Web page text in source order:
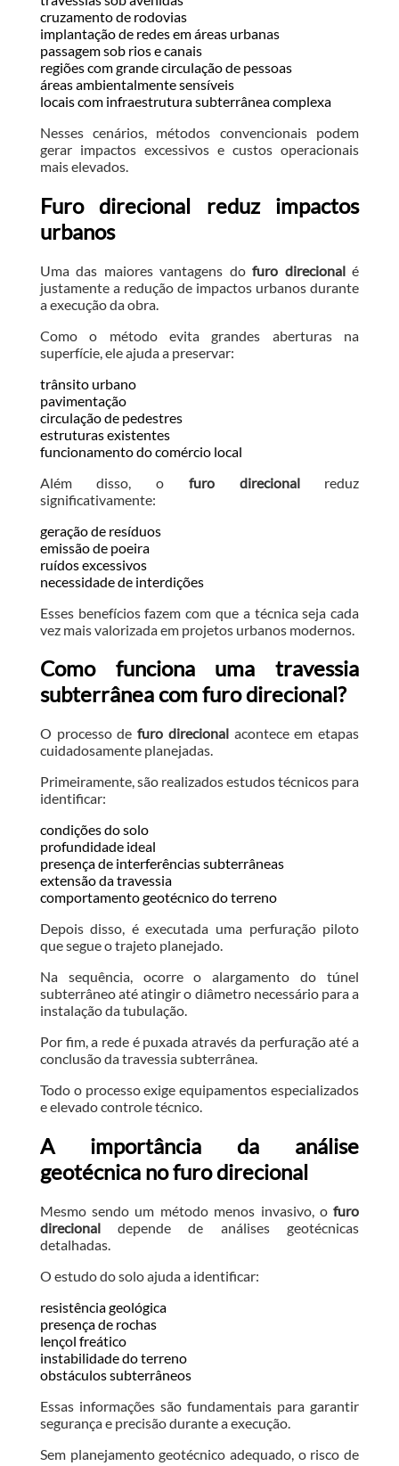
cruzamento de rodovias
implantação de redes em áreas urbanas
passagem sob rios e canais
regiões com grande circulação de pessoas
áreas ambientalmente sensíveis
locais com infraestrutura subterrânea complexa
Nesses cenários, métodos convencionais podem
gerar impactos excessivos e custos operacionais
mais elevados.
Furo direcional reduz impactos
urbanos
Uma das maiores vantagens dofuro direcionalé
justamente a redução de impactos urbanos durante
a execução da obra.
Como o método evita grandes aberturas na
superfície, ele ajuda a preservar:
trânsito urbano
pavimentação
circulação de pedestres
estruturas existentes
funcionamento do comércio local
Além disso, o furo direcionalreduz
significativamente:
geração de resíduos
emissão de poeira
ruídos excessivos
necessidade de interdições
Esses benefícios fazem com que a técnica seja cada
vez mais valorizada em projetos urbanos modernos.
Como funciona uma travessia
subterrânea com furo direcional?
O processo defuro direcionalacontece em etapas
cuidadosamente planejadas.
Primeiramente, são realizados estudos técnicos para
identificar:
condições do solo
profundidade ideal
presença de interferências subterrâneas
extensão da travessia
comportamento geotécnico do terreno
Depois disso, é executada uma perfuração piloto
que segue o trajeto planejado.
Na sequência, ocorre o alargamento do túnel
subterrâneo até atingir o diâmetro necessário para a
instalação da tubulação.
Por fim, a rede é puxada através da perfuração até a
conclusão da travessia subterrânea.
Todo o processo exige equipamentos especializados
e elevado controle técnico.
A importância da análise
geotécnica no furo direcional
Mesmo sendo um método menos invasivo, ofuro
direcionaldepende de análises geotécnicas
detalhadas.
O estudo do solo ajuda a identificar:
resistência geológica
presença de rochas
lençol freático
instabilidade do terreno
obstáculos subterrâneos
Essas informações são fundamentais para garantir
segurança e precisão durante a execução.
Sem planejamento geotécnico adequado, o risco de